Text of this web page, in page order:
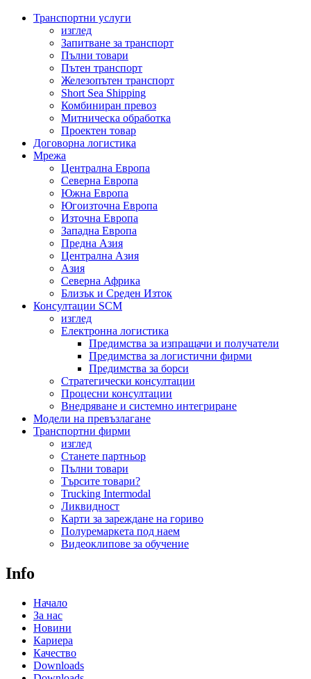
Транспортни услуги
изглед
Запитване за транспорт
Пълни товари
Пътен транспорт
Железопътен транспорт
Short Sea Shipping
Комбиниран превоз
Митническа обработка
Проектен товар
Договорна логистика
Мрежа
Централна Европа
Северна Европа
Южна Европа
Югоизточна Европа
Източна Европа
Западна Европа
Предна Азия
Централна Азия
Азия
Северна Африка
Близък и Среден Изток
Консултации SCM
изглед
Електронна логистика
Предимства за изпращачи и получатели
Предимства за логистични фирми
Предимства за борси
Стратегически консултации
Процесни консултации
Внедряване и системно интегриране
Модели на превъзлагане
Транспортни фирми
изглед
Станете партньор
Пълни товари
Търсите товари?
Trucking Intermodal
Ликвидност
Карти за зареждане на гориво
Полуремаркета под наем
Видеоклипове за обучение
Info
Начало
За нас
Новини
Кариера
Качество
Downloads